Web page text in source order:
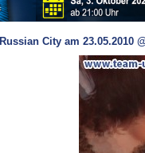
Russian City am 23.05.2010